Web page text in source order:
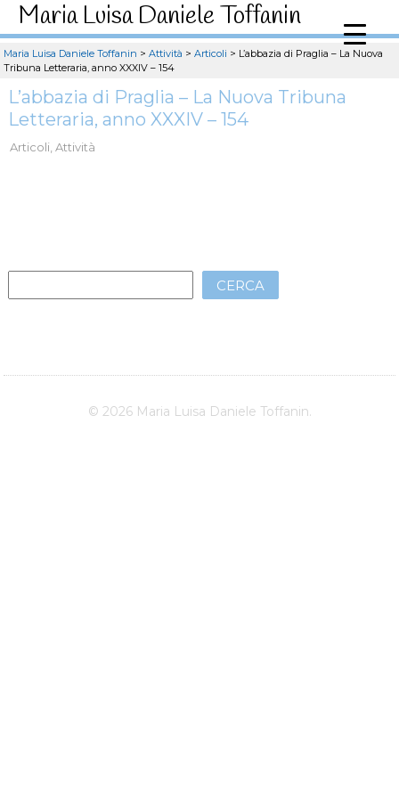
Maria Luisa Daniele Toffanin
Maria Luisa Daniele Toffanin > Attività > Articoli > L’abbazia di Praglia – La Nuova
Tribuna Letteraria, anno XXXIV – 154
L’abbazia di Praglia – La Nuova Tribuna
Letteraria, anno XXXIV – 154
Articoli, Attività
CERCA
© 2026 Maria Luisa Daniele Toffanin.